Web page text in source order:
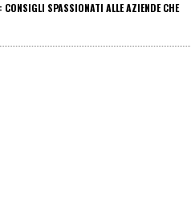
SPASSIONATI ALLE AZIENDE CHE